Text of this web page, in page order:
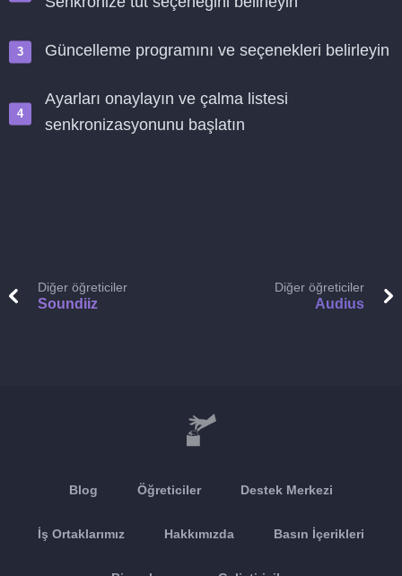
Güncelleme programını ve seçenekleri belirleyin
Ayarları onaylayın ve çalma listesi
senkronizasyonunu başlatın
Diğer öğreticiler
Soundiiz
Diğer öğreticiler
Audius
Blog Öğreticiler Destek Merkezi
İş Ortaklarımız Hakkımızda Basın İçerikleri